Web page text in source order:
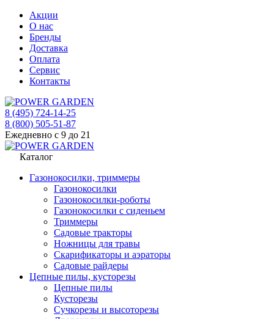
Акции
О нас
Бренды
Доставка
Оплата
Сервис
Контакты
8 (495) 724-14-25
8 (800) 505-51-87
Ежедневно с 9 до 21
Каталог
Газонокосилки, триммеры
Газонокосилки
Газонокосилки-роботы
Газонокосилки с сиденьем
Триммеры
Садовые тракторы
Ножницы для травы
Скарификаторы и аэраторы
Садовые райдеры
Цепные пилы, кусторезы
Цепные пилы
Кусторезы
Сучкорезы и высоторезы